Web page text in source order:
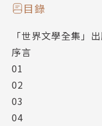
目錄
「世界文學全集」
序言
01
02
03
04